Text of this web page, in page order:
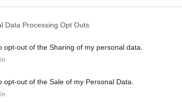
Data Processing Opt Outs
opt-out of the Sharing of my personal data.
opt-out of the Sale of my Personal Data.